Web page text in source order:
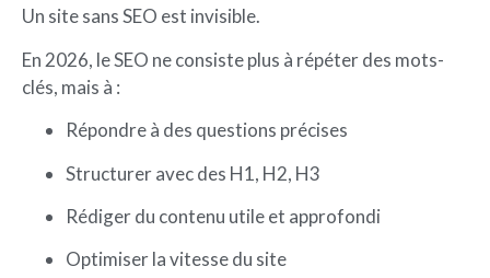
Un site sans SEO est invisible.
En 2026, le SEO ne consiste plus à répéter des mots-
clés, mais à :
Répondre à des questions précises
Structurer avec des H1, H2, H3
Rédiger du contenu utile et approfondi
Optimiser la vitesse du site